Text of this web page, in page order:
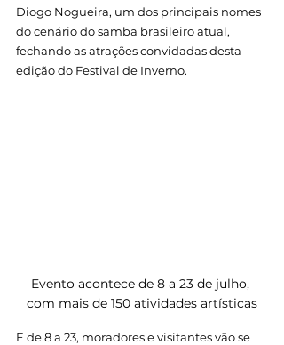
Diogo Nogueira, um dos principais nomes
do cenário do samba brasileiro atual,
fechando as atrações convidadas desta
edição do Festival de Inverno.
Evento acontece de 8 a 23 de julho,
com mais de 150 atividades artísticas
E de 8 a 23, moradores e visitantes vão se